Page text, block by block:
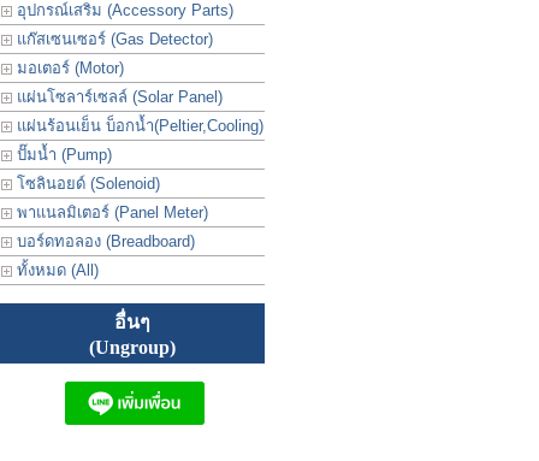
อุปกรณ์เสริม (Accessory Parts)
แก๊สเซนเซอร์ (Gas Detector)
มอเตอร์ (Motor)
แผ่นโซลาร์เซลล์ (Solar Panel)
แผ่นร้อนเย็น บ็อกน้ำ(Peltier,Cooling)
ปั๊มน้ำ (Pump)
โซลินอยด์ (Solenoid)
พาแนลมิเตอร์ (Panel Meter)
บอร์ดทอลอง (Breadboard)
ทั้งหมด (All)
อื่นๆ
(Ungroup)